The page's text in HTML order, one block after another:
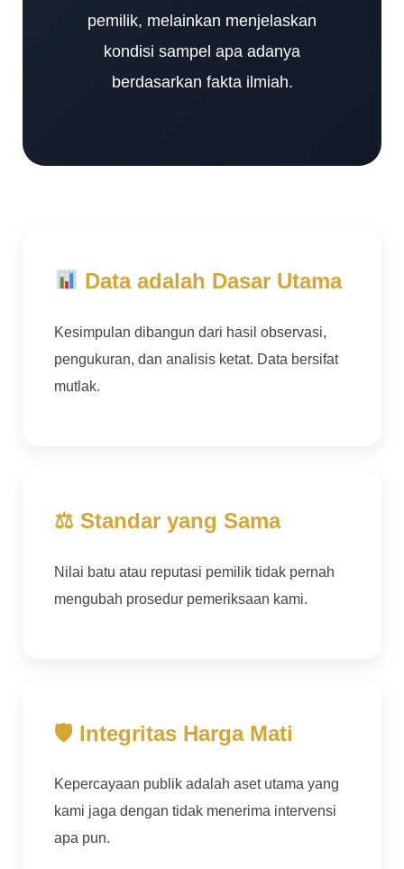
pemilik, melainkan menjelaskan
kondisi sampel apa adanya
berdasarkan fakta ilmiah.
Data adalah Dasar Utama
Kesimpulan dibangun dari hasil observasi,
pengukuran, dan analisis ketat. Data bersifat
mutlak.
⚖ Standar yang Sama
Nilai batu atau reputasi pemilik tidak pernah
mengubah prosedur pemeriksaan kami.
🛡 Integritas Harga Mati
Kepercayaan publik adalah aset utama yang
kami jaga dengan tidak menerima intervensi
apa pun.